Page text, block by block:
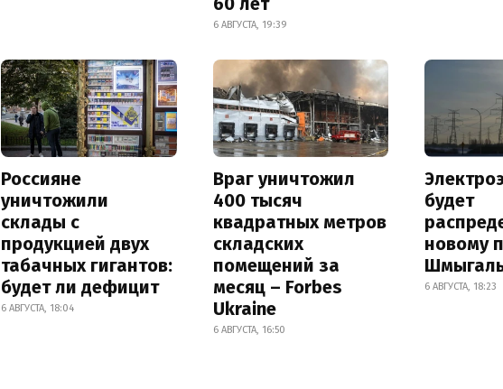
6 АВГУСТА, 19:39
Россияне
уничтожили
склады с
продукцией двух
табачных гигантов:
будет ли дефицит
6 АВГУСТА, 18:04
Враг уничтожил
400 тысяч
квадратных метров
складских
помещений за
месяц – Forbes
Ukraine
6 АВГУСТА, 16:50
будет
новому
6 АВГУСТА, 18:23